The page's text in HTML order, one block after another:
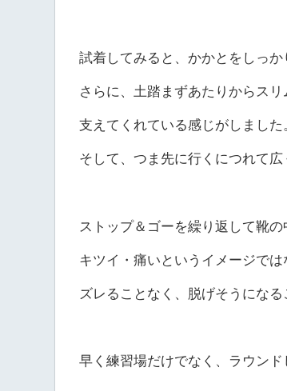
試着してみると、かかとをしっ
さらに、土踏まずあたりからス
支えてくれている感じがしました。
そして、つま先に行くにつれて
ストップ＆ゴーを繰り返して靴
キツイ・痛いというイメージで
ズレることなく、脱げそうにな
早く練習場だけでなく、ラウンド